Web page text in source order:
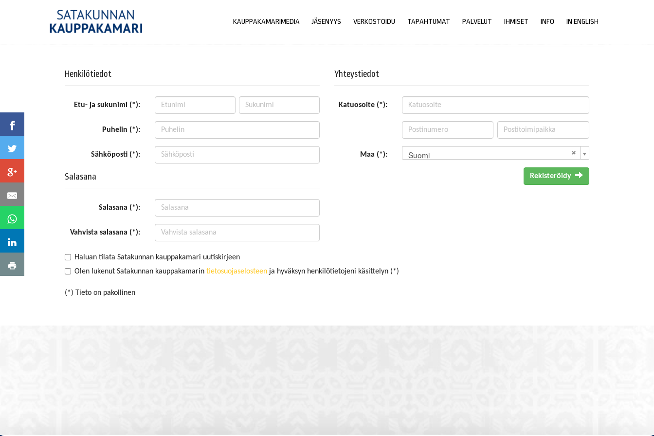
KAUPPAKAMARIMEDIA JÄSENYYS VERKOSTOIDU TAPAHTUMAT PALVELUT IHMISET INFO IN ENGLISH
Henkilötiedot
Etu- ja sukunimi (*):
Puhelin (*):
Sähköposti (*):
Salasana
Salasana (*):
Vahvista salasana (*):
Yhteystiedot
Katuosoite (*):
Maa (*): Suomi
Rekisteröidy
Haluan tilata Satakunnan kauppakamari uutiskirjeen
Olen lukenut Satakunnan kauppakamarin tietosuojaselosteen ja hyväksyn henkilötietojeni käsittelyn (*)
(*) Tieto on pakollinen